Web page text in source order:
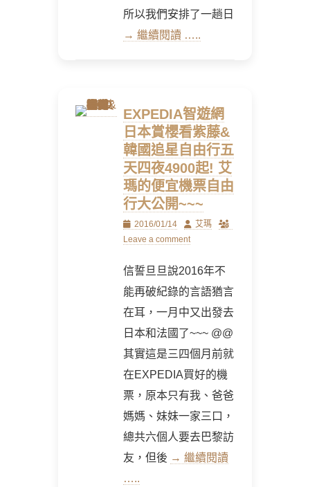
所以我們安排了一趟日
→ 繼續閱讀 …..
EXPEDIA智遊網
日本賞櫻看紫藤&
韓國追星自由行五
天四夜4900起! 艾
瑪的便宜機票自由
行大公開~~~
Posted
on
2016/01/14 Author
艾瑪
Leave a comment
信誓旦旦說2016年不
能再破紀錄的言語猶言
在耳，一月中又出發去
日本和法國了~~~ @@
其實這是三四個月前就
在EXPEDIA買好的機
票，原本只有我、爸爸
媽媽、妹妹一家三口，
總共六個人要去巴黎訪
友，但後 → 繼續閱讀
…..